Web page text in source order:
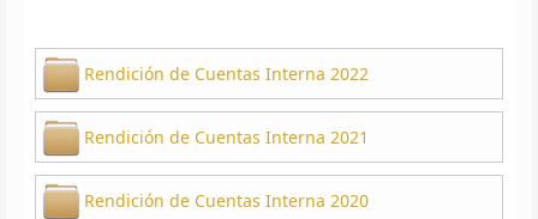
Rendición de Cuentas Interna 2022
Rendición de Cuentas Interna 2021
Rendición de Cuentas Interna 2020